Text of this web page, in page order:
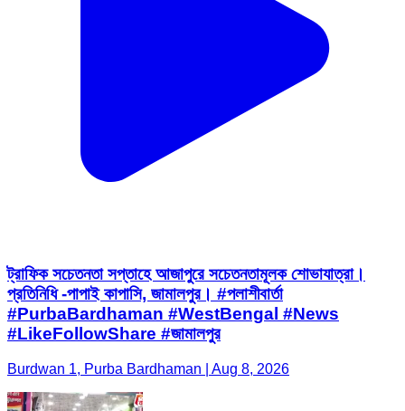
ট্রাফিক সচেতনতা সপ্তাহে আজাপুরে সচেতনতামূলক শোভাযাত্রা।
প্রতিনিধি -পাপাই কাপাসি, জামালপুর। #পলাশীবার্তা
#PurbaBardhaman #WestBengal #News
#LikeFollowShare #জামালপুর
Burdwan 1, Purba Bardhaman | Aug 8, 2026